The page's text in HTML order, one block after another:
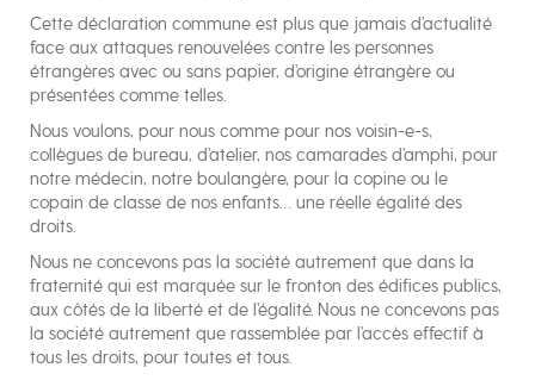
Cette déclaration commune est plus que jamais d’actualité
face aux attaques renouvelées contre les personnes
étrangères avec ou sans papier, d’origine étrangère ou
présentées comme telles.
Nous voulons, pour nous comme pour nos voisin-e-s,
collègues de bureau, d’atelier, nos camarades d’amphi, pour
notre médecin, notre boulangère, pour la copine ou le
copain de classe de nos enfants… une réelle égalité des
droits.
Nous ne concevons pas la société autrement que dans la
fraternité qui est marquée sur le fronton des édifices publics,
aux côtés de la liberté et de l’égalité. Nous ne concevons pas
la société autrement que rassemblée par l’accès effectif à
tous les droits, pour toutes et tous.